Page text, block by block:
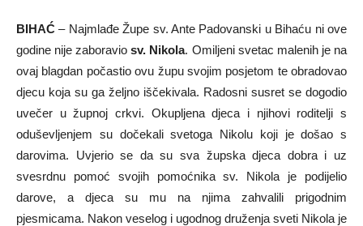
BIHAĆ – Najmlađe Župe sv. Ante Padovanski u Bihaću ni ove
godine nije zaboraviosv. Nikola. Omiljeni svetac malenih je na
ovaj blagdan počastio ovu župu svojim posjetom te obradovao
djecu koja su ga željno iščekivala. Radosni susret se dogodio
uvečer u župnoj crkvi. Okupljena djeca i njihovi roditelji s
oduševljenjem su dočekali svetoga Nikolu koji je došao s
darovima. Uvjerio se da su sva župska djeca dobra i uz
svesrdnu pomoć svojih pomoćnika sv. Nikola je podijelio
darove, a djeca su mu na njima zahvalili prigodnim
pjesmicama. Nakon veselog i ugodnog druženja sveti Nikola je